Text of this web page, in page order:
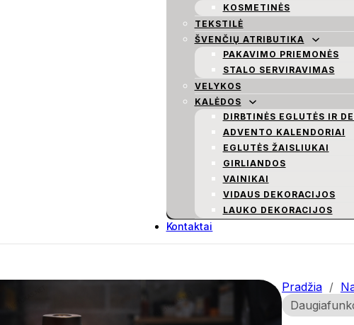
KOSMETINĖS
TEKSTILĖ
ŠVENČIŲ ATRIBUTIKA
PAKAVIMO PRIEMONĖS
STALO SERVIRAVIMAS
VELYKOS
KALĖDOS
DIRBTINĖS EGLUTĖS IR
ADVENTO KALENDORIAI
EGLUTĖS ŽAISLIUKAI
GIRLIANDOS
VAINIKAI
VIDAUS DEKORACIJOS
LAUKO DEKORACIJOS
Kontaktai
Pradžia /